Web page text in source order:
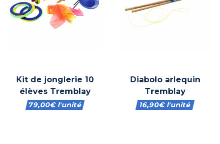
Kit de jonglerie 10
élèves Tremblay
79,00€l'unité
Diabolo arlequin
Tremblay
16,90€l'unité